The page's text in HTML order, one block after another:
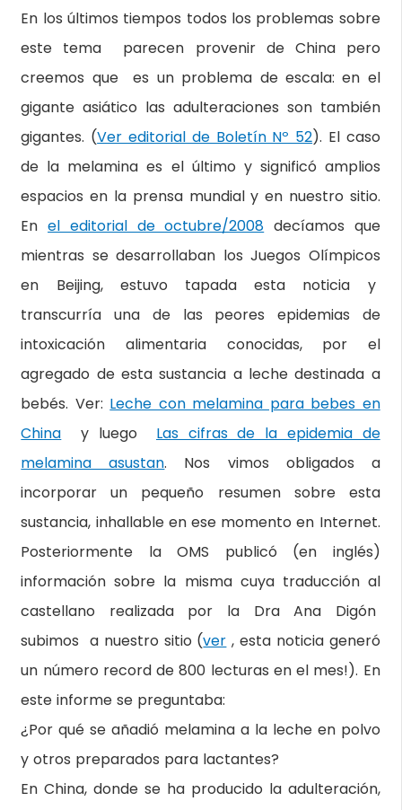
En los últimos tiempos todos los problemas sobre
este tema parecen provenir de China pero
creemos que es un problema de escala: en el
gigante asiático las adulteraciones son también
gigantes. (Ver editorial de Boletín Nº 52). El caso
de la melamina es el último y significó amplios
espacios en la prensa mundial y en nuestro sitio.
Enel editorial de octubre/2008 decíamos que
mientras se desarrollaban los Juegos Olímpicos
en Beijing, estuvo tapada esta noticia y
transcurría una de las peores epidemias de
intoxicación alimentaria conocidas, por el
agregado de esta sustancia a leche destinada a
bebés. Ver: Leche con melamina para bebes en
China y luego Las cifras de la epidemia de
melamina asustan. Nos vimos obligados a
incorporar un pequeño resumen sobre esta
sustancia, inhallable en ese momento en Internet.
Posteriormente la OMS publicó (en inglés)
información sobre la misma cuya traducción al
castellano realizada por la Dra Ana Digón
subimos a nuestro sitio (ver , esta noticia generó
un número record de 800 lecturas en el mes!). En
este informe se preguntaba:
¿Por qué se añadió melamina a la leche en polvo
y otros preparados para lactantes?
En China, donde se ha producido la adulteración,